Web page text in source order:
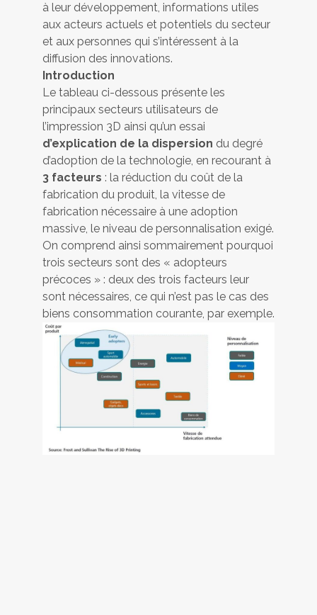
à leur développement, informations utiles
aux acteurs actuels et potentiels du secteur
et aux personnes qui s’intéressent à la
diffusion des innovations.
Introduction
Le tableau ci-dessous présente les
principaux secteurs utilisateurs de
l’impression 3D ainsi qu’un essai
d’explication de la dispersion du degré
d’adoption de la technologie, en recourant à
3 facteurs : la réduction du coût de la
fabrication du produit, la vitesse de
fabrication nécessaire à une adoption
massive, le niveau de personnalisation exigé.
On comprend ainsi sommairement pourquoi
trois secteurs sont des « adopteurs
précoces » : deux des trois facteurs leur
sont nécessaires, ce qui n’est pas le cas des
biens consommation courante, par exemple.